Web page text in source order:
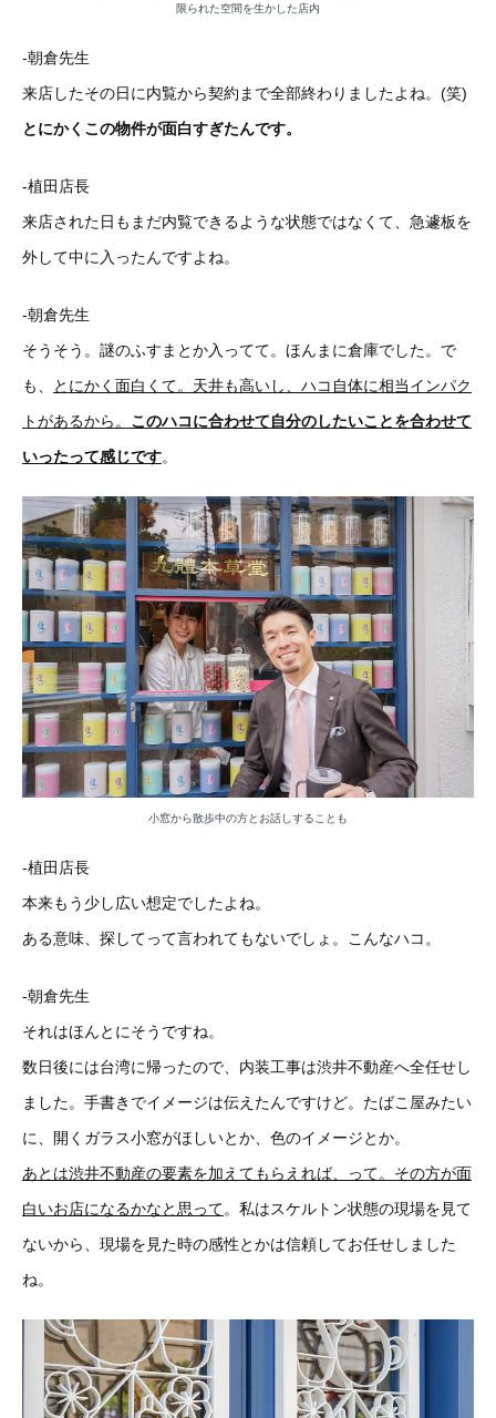
限られた空間を生かした店内
-朝倉先生
来店したその日に内覧から契約まで全部終わりましたよね。(笑)
とにかくこの物件が面白すぎたんです。
-植田店長
来店された日もまだ内覧できるような状態ではなくて、急遽板を
外して中に入ったんですよね。
-朝倉先生
そうそう。謎のふすまとか入ってて。ほんまに倉庫でした。で
も、
とにかく面白くて。天井も高いし、ハコ自体に相当インパク
トがあるから。 このハコに合わせて自分のしたいことを合わせて
いったって感じです。
小窓から散歩中の方とお話しすることも
-植田店長
本来もう少し広い想定でしたよね。
ある意味、探してって言われてもないでしょ。こんなハコ。
-朝倉先生
それはほんとにそうですね。
数日後には台湾に帰ったので、内装工事は渋井不動産へ全任せし
ました。手書きでイメージは伝えたんですけど。たばこ屋みたい
に、開くガラス小窓がほしいとか、色のイメージとか。
あとは渋井不動産の要素を加えてもらえれば、って。その方が面
白いお店になるかなと思って。私はスケルトン状態の現場を見て
ないから、現場を見た時の感性とかは信頼してお任せしました
ね。